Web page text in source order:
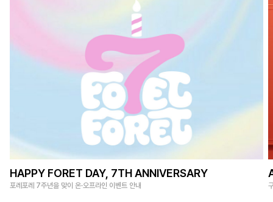
HAPPY FORET DAY, 7TH ANNIVERSARY
포레포레 7주년을 맞이 온·오프라인 이벤트 안내